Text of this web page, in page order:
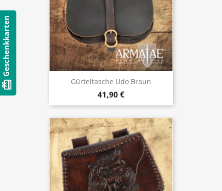
Gürteltasche Udo Braun
41,90 €
card_giftcard
Geschenkkarten